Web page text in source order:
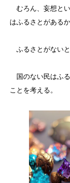
むろん、妄想と
はふるさとがある
ふるさとがないと
国のない民はふ
ことを考える。